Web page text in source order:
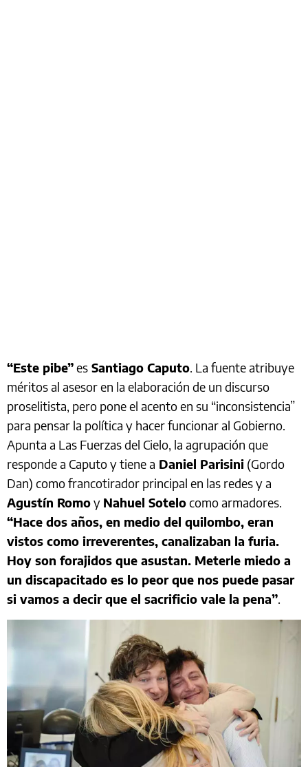
“Este pibe”es Santiago Caputo. La fuente atribuye
méritos al asesor en la elaboración de un discurso
proselitista, pero pone el acento en su “inconsistencia”
para pensar la política y hacer funcionar al Gobierno.
Apunta a Las Fuerzas del Cielo, la agrupación que
responde a Caputo y tiene a Daniel Parisini (Gordo
Dan) como francotirador principal en las redes y a
Agustín Romoy Nahuel Sotelocomo armadores.
“Hace dos años, en medio del quilombo, eran
vistos como irreverentes, canalizaban la furia.
Hoy son forajidos que asustan. Meterle miedo a
un discapacitado es lo peor que nos puede pasar
si vamos a decir que el sacrificio vale la pena”.